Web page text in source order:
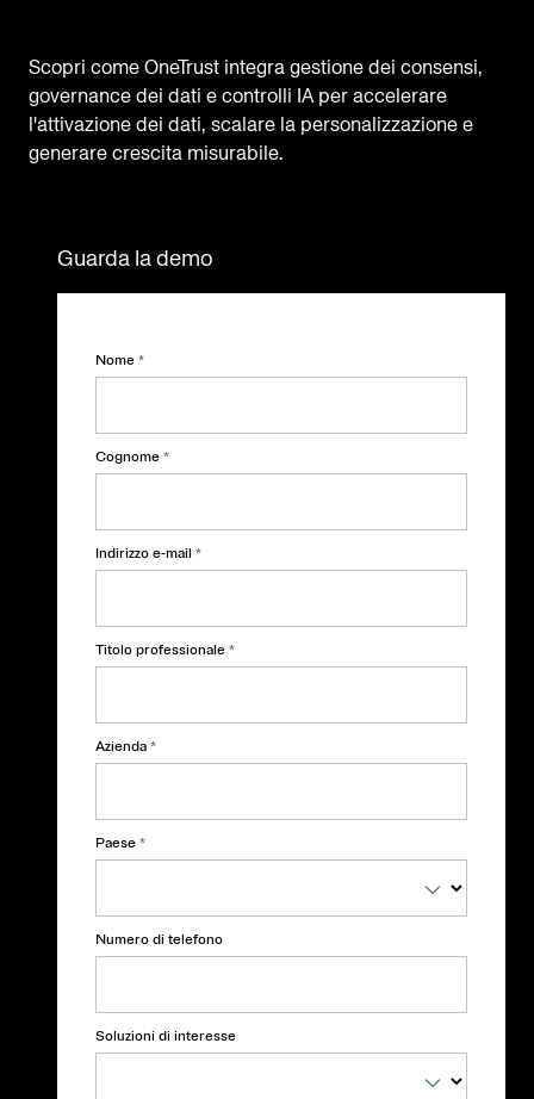
Scopri come OneTrust integra gestione dei consensi,
governance dei dati e controlli IA per accelerare
l'attivazione dei dati, scalare la personalizzazione e
generare crescita misurabile.
Guarda la demo
Nome *
Cognome *
Indirizzo e-mail *
Titolo professionale *
Azienda *
Paese *
Numero di telefono
Soluzioni di interesse